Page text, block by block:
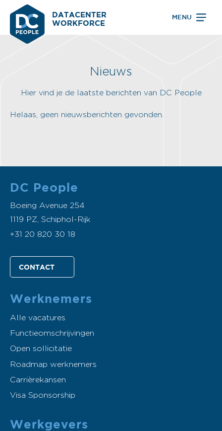
DATACENTER
WORKFORCE
MENU
Nieuws
Hier vind je de laatste berichten van DC People
Helaas, geen nieuwsberichten gevonden.
DC People
Boeing Avenue 254
1119 PZ, Schiphol-Rijk
+31 20 820 30 18
CONTACT
Werknemers
Alle vacatures
Functieomschrijvingen
Open sollicitatie
Roadmap werknemers
Carrièrekansen
Visa Sponsorship
Werkgevers